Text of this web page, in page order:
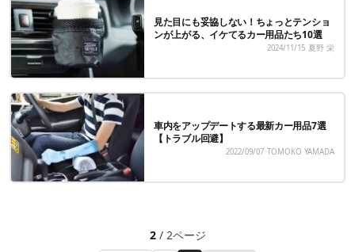
見た目にも妥協しない！ちょっとテンショ
ンが上がる、イケてるカー用品たち10選
2024/11/15 夏野 栄
車内をアップデートする最新カー用品7選
【トラブル回避】
2022/09/07 TOMOKO YAMADA
2/ 2ページ